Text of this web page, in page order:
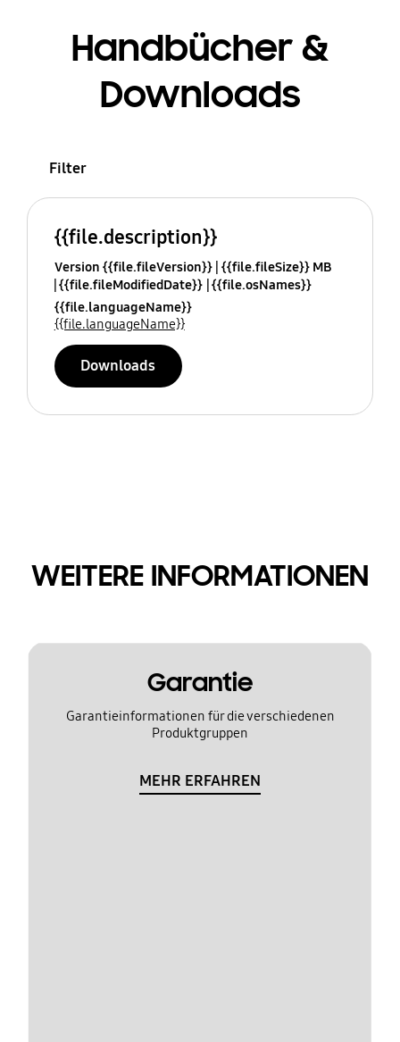
Handbücher &
Downloads
Filter
{{file.description}}
Version {{file.fileVersion}} {{file.fileSize}} MB
{{file.fileModifiedDate}} {{file.osNames}}
{{file.languageName}}
{{file.languageName}}
Downloads
WEITERE INFORMATIONEN
Garantie
Garantieinformationen für die verschiedenen
Produktgruppen
MEHR ERFAHREN